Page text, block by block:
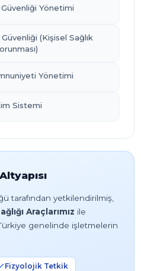
Güvenliği Yönetimi
(Kişisel Sağlık
Yönetimi
Sistemi
tarafından yetkilendirilmiş,
Araçlarımız ile
genelinde işletmelerin
Fizyolojik Tetkik